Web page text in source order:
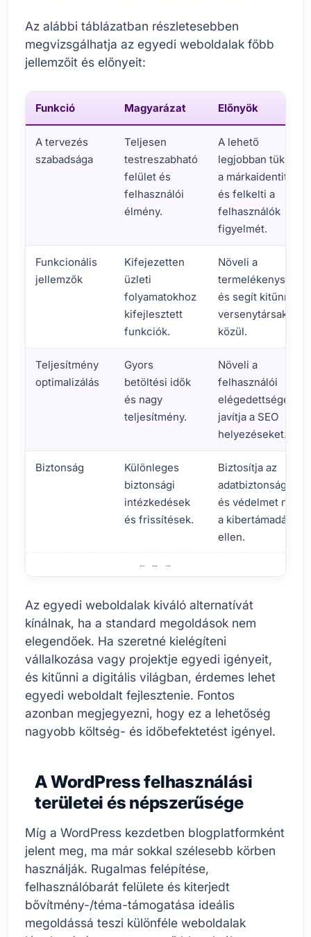
Az alábbi táblázatban részletesebben
megvizsgálhatja az egyedi weboldalak főbb
jellemzőit és előnyeit:
Funkció Magyarázat Előnyök
A tervezés
szabadsága
Teljesen
testreszabható
felület és
felhasználói
élmény.
A lehető
legjobban tükrözi
a márkaidentitást,
és felkelti a
felhasználók
figyelmét.
Funkcionális
jellemzők
Kifejezetten
üzleti
folyamatokhoz
kifejlesztett
funkciók.
Növeli a
termelékenységet
és segít kitűnni a
versenytársak
közül.
Teljesítmény
optimalizálás
Gyors
betöltési idők
és nagy
teljesítmény.
Növeli a
felhasználói
elégedettséget és
javítja a SEO
helyezéseket.
Biztonság
Különleges
biztonsági
intézkedések
és frissítések.
Biztosítja az
adatbiztonságot
és védelmet nyújt
a kibertámadások
ellen.
Az egyedi weboldalak kiváló alternatívát
kínálnak, ha a standard megoldások nem
elegendőek. Ha szeretné kielégíteni
vállalkozása vagy projektje egyedi igényeit,
és kitűnni a digitális világban, érdemes lehet
egyedi weboldalt fejlesztenie. Fontos
azonban megjegyezni, hogy ez a lehetőség
nagyobb költség- és időbefektetést igényel.
A WordPress felhasználási
területei és népszerűsége
Míg a WordPress kezdetben blogplatformként
jelent meg, ma már sokkal szélesebb körben
használják. Rugalmas felépítése,
felhasználóbarát felülete és kiterjedt
bővítmény-/téma-támogatása ideális
megoldássá teszi különféle weboldalak